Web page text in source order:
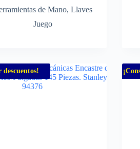
de Mano, Llaves
Juego
descuentos!